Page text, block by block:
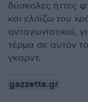
δύσκολες ήττες
και ελπίζω του
ανταγωνιστικοί,
τέρμα σε αυτόν
γκαρντ.
gazzetta.gr